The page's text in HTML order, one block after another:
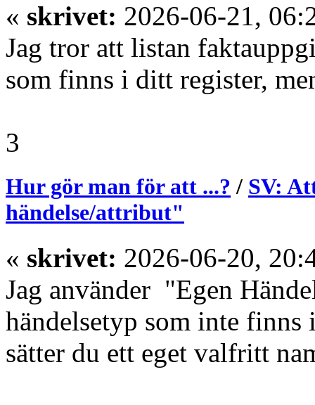
« skrivet: 2026-06-21,
Jag tror att listan
som finns i ditt register,
3
Hur gör man för att ...? / SV:
händelse/attribut"
« skrivet: 2026-06-20,
Jag använder "Egen
händelsetyp som inte finns
sätter du ett eget valfritt